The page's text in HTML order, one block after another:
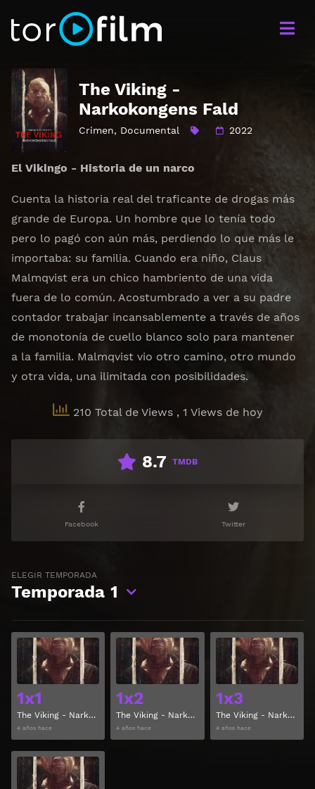
The Viking -
Narkokongens Fald
Crimen, Documental 2022
El Vikingo - Historia de un narco
Cuenta la historia real del traficante de drogas más
grande de Europa. Un hombre que lo tenía todo
pero lo pagó con aún más, perdiendo lo que más le
importaba: su familia. Cuando era niño, Claus
Malmqvist era un chico hambriento de una vida
fuera de lo común. Acostumbrado a ver a su padre
contador trabajar incansablemente a través de años
de monotonía de cuello blanco solo para mantener
a la familia. Malmqvist vio otro camino, otro mundo
y otra vida, una ilimitada con posibilidades.
210 Total de Views , 1 Views de hoy
8.7 TMDB
Facebook Twitter
ELEGIR TEMPORADA
Temporada 1
1x1
The Viking - Narkokongens Fald Temporada 1 Capitulo 1
4 años hace
Ver
1x2
The Viking - Narkokongens Fald Temporada 1 Capitulo 2
4 años hace
Ver
1x3
The Viking - Narkokongens Fald Temporada 1 Capitulo 3
4 años hace